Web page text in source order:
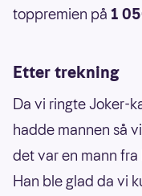
toppremien på 1
Etter trekning
Da vi ringte Joker-
hadde mannen så
det var en mann
Han ble glad da vi